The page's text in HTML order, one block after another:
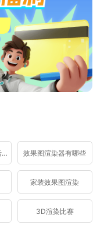
效果图云渲染促销活动 效果图渲染器有哪些
家装效果图渲染
3D渲染比赛